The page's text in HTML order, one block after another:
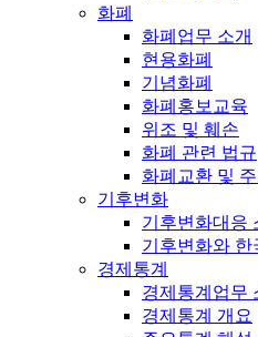
화폐
화폐업무 소개
현용화폐
기념화폐
화폐홍보교육
위조 및 훼손
화폐 관련 법규
화폐교환 및
기후변화
기후변화대응
기후변화와 한
경제통계
경제통계업무
경제통계 개요